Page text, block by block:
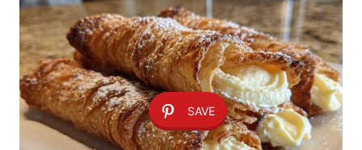
SAVE